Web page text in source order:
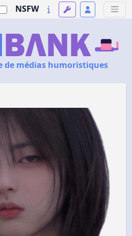
NSFW
de médias humoristiques